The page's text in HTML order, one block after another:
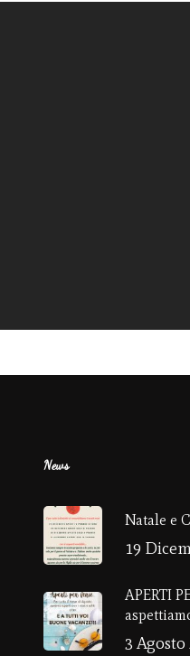
News
Natale e
19
APERTI
3 Agosto